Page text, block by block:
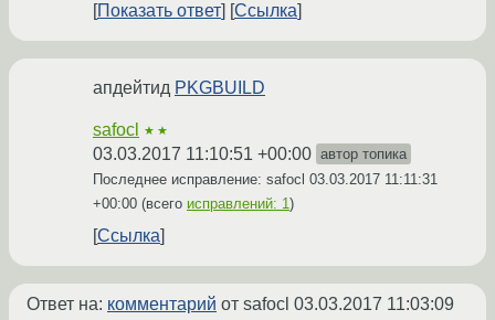
Показать ответ Ссылка
апдейтид PKGBUILD
safocl ★★
03.03.2017 11:10:51 +00:00 автор топика
Последнее исправление: safocl 03.03.2017 11:11:31
+00:00 (всего исправлений: 1)
Ссылка
Ответ на: комментарий от safocl 03.03.2017 11:03:09